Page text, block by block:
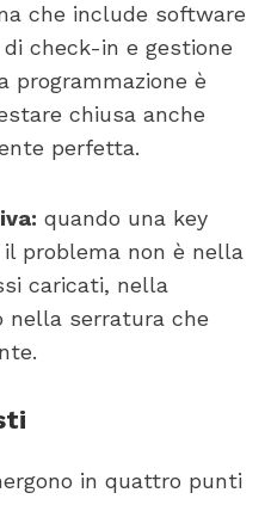
che include software
check-in e gestione
programmazione è
chiusa anche
perfetta.
quando una key
il problema non è nella
caricati, nella
nella serratura che
in quattro punti